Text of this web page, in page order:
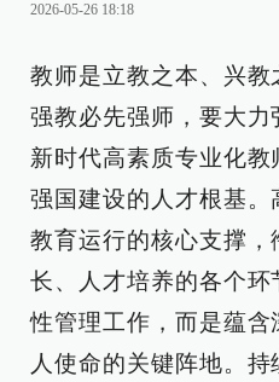
2026-05-26 18:18
教师是立教之本、兴教
强教必先强师，要大
新时代高素质专业化
强国建设的人才根基
教育运行的核心支撑
长、人才培养的各个
性管理工作，而是蕴
人使命的关键阵地。